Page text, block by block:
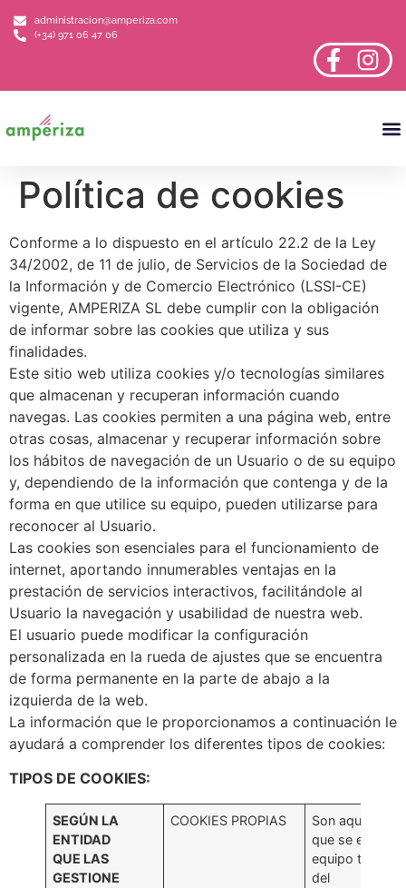
administracion@amperiza.com
(+34) 971 06 47 06
Política de cookies
Conforme a lo dispuesto en el artículo 22.2 de la Ley
34/2002, de 11 de julio, de Servicios de la Sociedad de
la Información y de Comercio Electrónico (LSSI-CE)
vigente, AMPERIZA SL debe cumplir con la obligación
de informar sobre las cookies que utiliza y sus
finalidades.
Este sitio web utiliza cookies y/o tecnologías similares
que almacenan y recuperan información cuando
navegas. Las cookies permiten a una página web, entre
otras cosas, almacenar y recuperar información sobre
los hábitos de navegación de un Usuario o de su equipo
y, dependiendo de la información que contenga y de la
forma en que utilice su equipo, pueden utilizarse para
reconocer al Usuario.
Las cookies son esenciales para el funcionamiento de
internet, aportando innumerables ventajas en la
prestación de servicios interactivos, facilitándole al
Usuario la navegación y usabilidad de nuestra web.
El usuario puede modificar la configuración
personalizada en la rueda de ajustes que se encuentra
de forma permanente en la parte de abajo a la
izquierda de la web.
La información que le proporcionamos a continuación le
ayudará a comprender los diferentes tipos de cookies:
TIPOS DE COOKIES:
SEGÚN LA
ENTIDAD
QUE LAS
GESTIONE
COOKIES PROPIAS
Son aquellas
que se envían
equipo terminal
del